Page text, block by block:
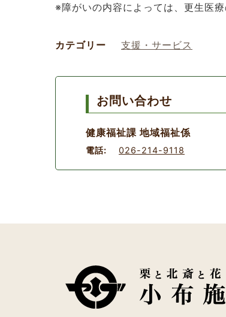
※障がいの内容によっては、更生医
カテゴリー 支援・サービス
お問い合わせ
健康福祉課 地域福祉係
電話: 026-214-9118